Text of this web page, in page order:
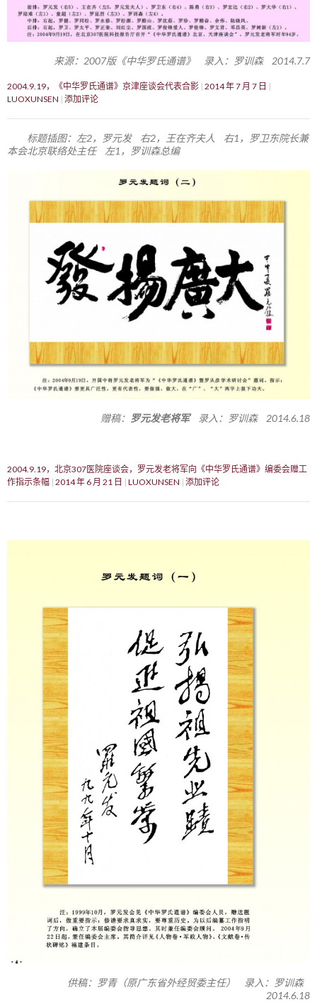
来源：2007版《中华罗氏通谱》 录入：罗训森 2014.7.7
2004.9.19，《中华罗氏通谱》京津座谈会代表合影 2014 年 7 月 7 日
LUOXUNSEN 添加评论
标题插图：左2，罗元发 右2，王在齐夫人 右1，罗卫东院长兼
本会北京联络处主任 左1，罗训森总编
赠稿： 罗元发老将军录入：罗训森 2014.6.18
2004.9.19，北京307医院座谈会，罗元发老将军向《中华罗氏通谱》编委会赠工
作指示条幅 2014 年 6 月 21 日 LUOXUNSEN 添加评论
供稿：罗青（原广东省外经贸委主任） 录入：罗训森
2014.6.18